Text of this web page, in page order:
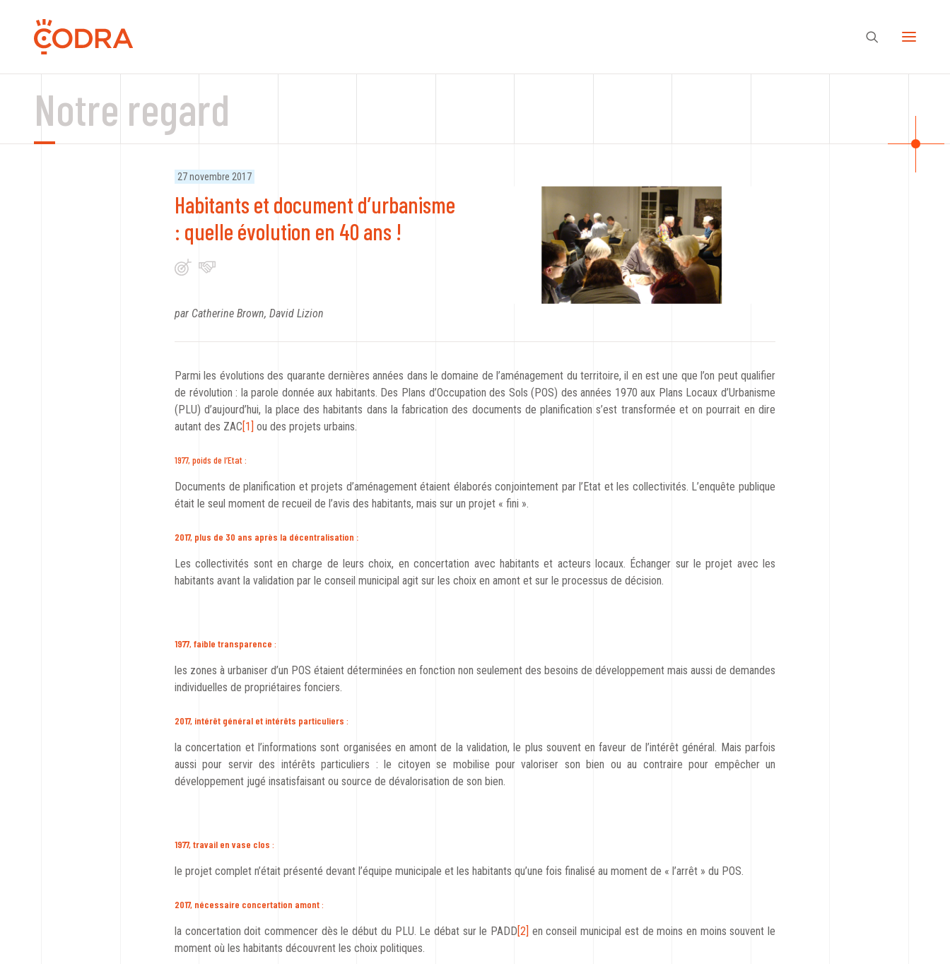
Notre regard
27 novembre 2017
Habitants et document d’urbanisme
: quelle évolution en 40 ans !
par Catherine Brown, David Lizion
Parmi les évolutions des quarante dernières années dans le domaine de l’aménagement du territoire, il en est une que l’on peut qualifier
de révolution : la parole donnée aux habitants. Des Plans d’Occupation des Sols (POS) des années 1970 aux Plans Locaux d’Urbanisme
(PLU) d’aujourd’hui, la place des habitants dans la fabrication des documents de planification s’est transformée et on pourrait en dire
autant des ZAC[1] ou des projets urbains.
1977, poids de l’Etat :
Documents de planification et projets d’aménagement étaient élaborés conjointement par l’Etat et les collectivités. L’enquête publique
était le seul moment de recueil de l’avis des habitants, mais sur un projet « fini ».
2017, plus de 30 ans après la décentralisation :
Les collectivités sont en charge de leurs choix, en concertation avec habitants et acteurs locaux. Échanger sur le projet avec les
habitants avant la validation par le conseil municipal agit sur les choix en amont et sur le processus de décision.
1977, faible transparence :
les zones à urbaniser d’un POS étaient déterminées en fonction non seulement des besoins de développement mais aussi de demandes
individuelles de propriétaires fonciers.
2017, intérêt général et intérêts particuliers :
la concertation et l’informations sont organisées en amont de la validation, le plus souvent en faveur de l’intérêt général. Mais parfois
aussi pour servir des intérêts particuliers : le citoyen se mobilise pour valoriser son bien ou au contraire pour empêcher un
développement jugé insatisfaisant ou source de dévalorisation de son bien.
1977, travail en vase clos :
le projet complet n’était présenté devant l’équipe municipale et les habitants qu’une fois finalisé au moment de « l’arrêt » du POS.
2017, nécessaire concertation amont:
la concertation doit commencer dès le début du PLU. Le débat sur le PADD[2] en conseil municipal est de moins en moins souvent le
moment où les habitants découvrent les choix politiques.